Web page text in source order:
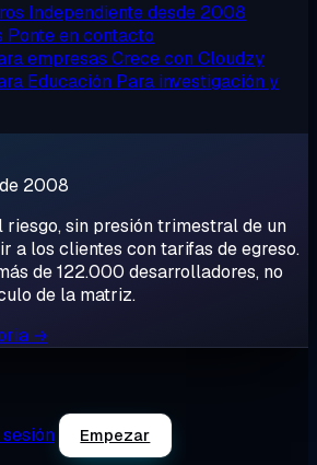
Independiente desde 2008
Ponte en contacto
empresas Crece con Cloudzy
Educación Para investigación y
2008
riesgo, sin presión trimestral de un
a los clientes con tarifas de egreso.
de 122.000 desarrolladores, no
de la matriz.
→
Empezar